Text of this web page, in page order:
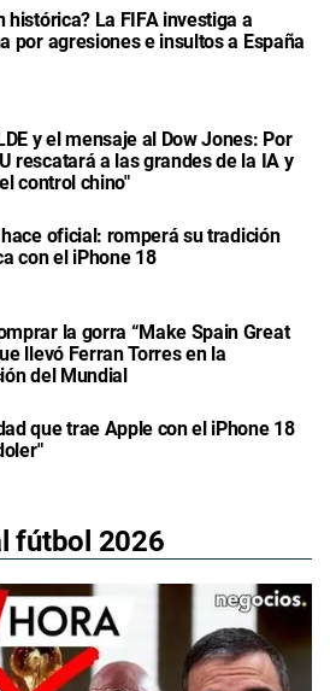
histórica? La FIFA investiga a
por agresiones e insultos a España
y el mensaje al Dow Jones: Por
rescatará a las grandes de la IA y
control chino"
oficial: romperá su tradición
con el iPhone 18
la gorra “Make Spain Great
llevó Ferran Torres en la
del Mundial
que trae Apple con el iPhone 18
fútbol 2026